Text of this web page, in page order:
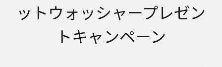
ットウォッシャープレゼン
トキャンペーン